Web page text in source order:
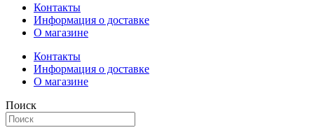
Контакты
Информация о доставке
О магазине
Контакты
Информация о доставке
О магазине
Поиск